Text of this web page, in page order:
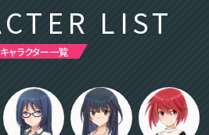
LIST
キャラクター一覧